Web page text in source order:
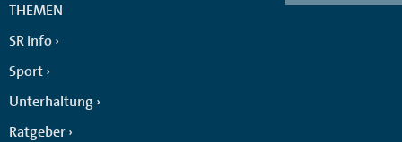
THEMEN
SR info
Sport
Unterhaltung
Ratgeber